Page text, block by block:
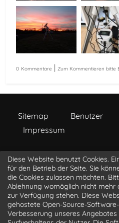
0 Kommentare | Zum Kommentieren bitte
Sitemap Benutzer
Impressum
a s t r o p h o t o .
@luke_3d
Diese Website benutzt Cookies.
für den Betrieb der Seite. Sie
die Cookies zulassen möchten.
Ablehnung womöglich nicht mehr
zur Verfügung stehen. Diese
gehostete Open-Source-
Verbesserung unseres